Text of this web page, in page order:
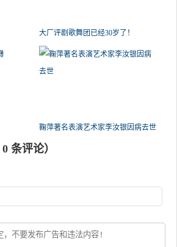
大厂评剧歌舞团已经30岁了！
鞠萍著名表演艺术家李汝银因病去世
0 条评论）